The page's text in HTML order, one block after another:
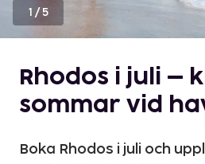
1 /5
Rhodos i juli –
sommar vid
Boka Rhodos i juli och